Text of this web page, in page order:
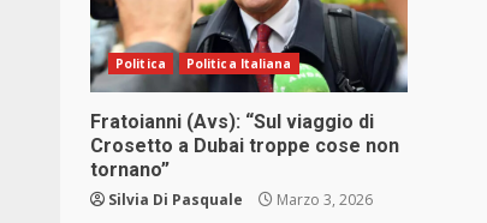
Politica Politica Italiana
Fratoianni (Avs): “Sul viaggio di
Crosetto a Dubai troppe cose non
tornano”
Silvia Di Pasquale Marzo 3, 2026